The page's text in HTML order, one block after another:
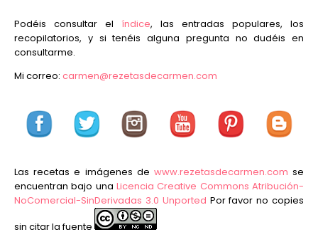
Podéis consultar el índice, las entradas populares, los
recopilatorios, y si tenéis alguna pregunta no dudéis en
consultarme.
Mi correo: carmen@rezetasdecarmen.com
Las recetas e imágenes de www.rezetasdecarmen.com se
encuentran bajo una Licencia Creative Commons Atribución-
NoComercial-SinDerivadas 3.0 Unported Por favor no copies
sin citar la fuente